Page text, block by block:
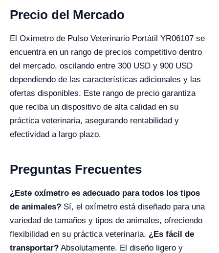
Precio del Mercado
El Oxímetro de Pulso Veterinario Portátil YR06107 se
encuentra en un rango de precios competitivo dentro
del mercado, oscilando entre 300 USD y 900 USD
dependiendo de las características adicionales y las
ofertas disponibles. Este rango de precio garantiza
que reciba un dispositivo de alta calidad en su
práctica veterinaria, asegurando rentabilidad y
efectividad a largo plazo.
Preguntas Frecuentes
¿Este oxímetro es adecuado para todos los tipos
de animales? Sí, el oxímetro está diseñado para una
variedad de tamaños y tipos de animales, ofreciendo
flexibilidad en su práctica veterinaria. ¿Es fácil de
transportar? Absolutamente. El diseño ligero y